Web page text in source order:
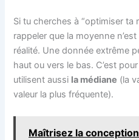
Si tu cherches à “optimiser ta
rappeler que la moyenne
réalité. Une donnée extrême
haut ou vers le bas. C’est
utilisent aussi la médiane (la
valeur la plus fréquente).
Maîtrisez la